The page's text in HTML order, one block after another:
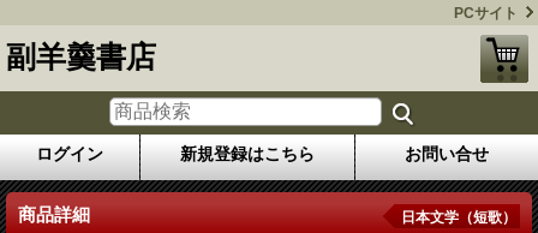
PCサイト
副羊羹書店
ログイン 新規登録はこちら お問い合せ
商品詳細 日本文学（短歌）